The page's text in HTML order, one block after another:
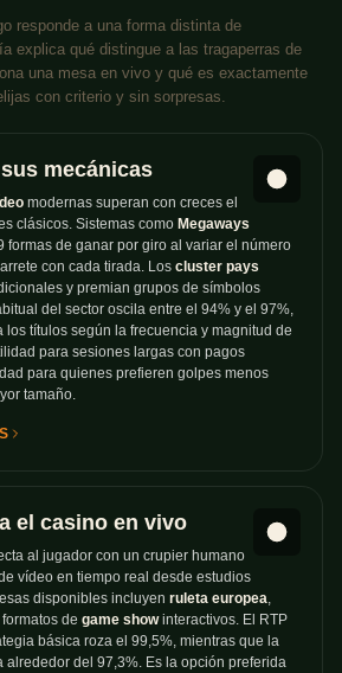
responde a una forma distinta de
explica qué distingue a las tragaperras de
una mesa en vivo y qué es exactamente
con criterio y sin sorpresas.
mecánicas
modernas superan con creces el
clásicos. Sistemas como Megaways
formas de ganar por giro al variar el número
con cada tirada. Los cluster pays
y premian grupos de símbolos
del sector oscila entre el 94% y el 97%,
los títulos según la frecuencia y magnitud de
para sesiones largas con pagos
para quienes prefieren golpes menos
tamaño.
el casino en vivo
al jugador con un crupier humano
vídeo en tiempo real desde estudios
disponibles incluyen ruleta europea
formatos de game showinteractivos. El RTP
básica roza el 99,5%, mientras que la
alrededor del 97,3%. Es la opción preferida